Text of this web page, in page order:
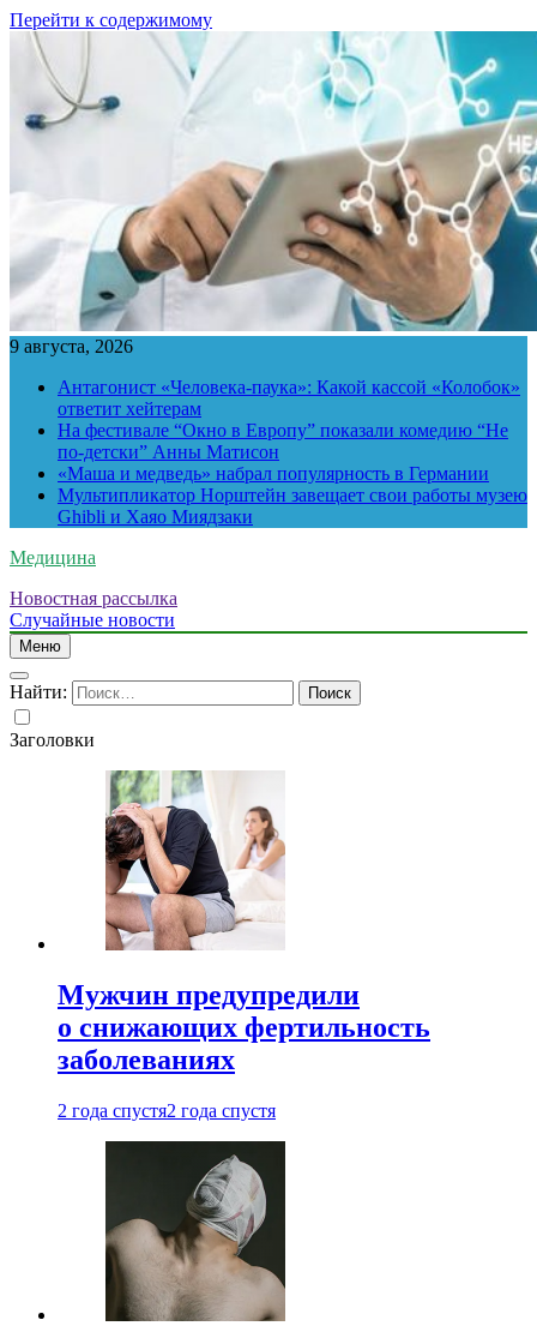
Перейти к содержимому
9 августа, 2026
Антагонист «Человека-паука»: Какой кассой «Колобок»
ответит хейтерам
На фестивале “Окно в Европу” показали комедию “Не
по-детски” Анны Матисон
«Маша и медведь» набрал популярность в Германии
Мультипликатор Норштейн завещает свои работы музею
Ghibli и Хаяо Миядзаки
Медицина
Новостная рассылка
Случайные новости
Меню
Найти:
Заголовки
Мужчин предупредили
о снижающих фертильность
заболеваниях
2 года спустя2 года спустя